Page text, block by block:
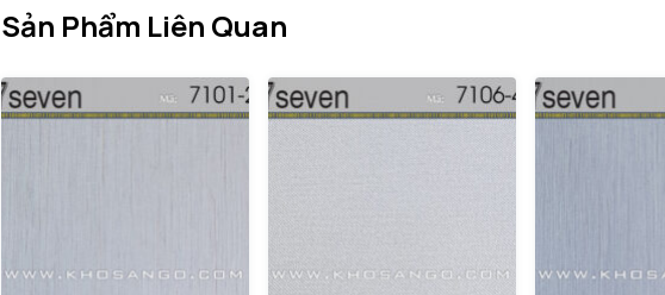
Sản Phẩm Liên Quan